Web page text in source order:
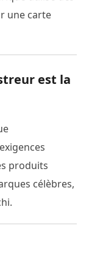
une carte
est la
produits
célèbres,